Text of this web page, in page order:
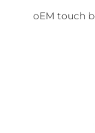
oEM touch